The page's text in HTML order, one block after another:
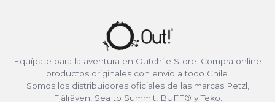
Equípate para la aventura en Outchile Store. Compra online
productos originales con envío a todo Chile.
Somos los distribuidores oficiales de las marcas Petzl,
Fjälräven, Sea to Summit, BUFF® y Teko.